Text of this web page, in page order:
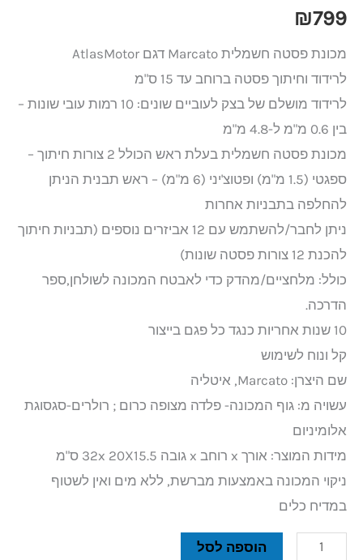
₪799
מכונת פסטה חשמלית Marcato דגם AtlasMotor
לרידוד וחיתוך פסטה ברוחב עד 15 ס"מ
לרידוד מושלם של בצק לעוביים שונים: 10 רמות עובי שונות –
בין 0.6 מ"מ ל-4.8 מ"מ
מכונת פסטה חשמלית בעלת ראש הכולל 2 צורות חיתוך –
ספגטי (1.5 מ"מ) ופטוצ'יני (6 מ"מ) – ראש תבנית הניתן
להחלפה בתבניות אחרות
ניתן לחבר/להשתמש עם 12 אביזרים נוספים (תבניות חיתוך
להכנת 12 צורות פסטה שונות)
כולל: מלחציים/מהדק כדי לאבטח המכונה לשולחן,ספר
הדרכה.
10 שנות אחריות כנגד כל פגם בייצור
קל ונוח לשימוש
שם היצרן: Marcato, איטליה
עשויה מ: גוף המכונה- פלדה מצופה כרום ; רולרים-סגסוגת
אלומיניום
מידות המוצר: אורך x רוחב x גובה 32x 20X15.5 ס"מ
ניקוי המכונה באמצעות מברשת, ללא מים ואין לשטוף
במדיח כלים
הוספה לסל